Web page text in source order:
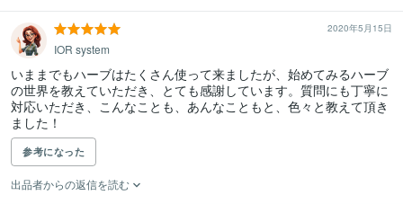
2020年5月15日
IOR system
いままでもハーブはたくさん使って来ましたが、始めてみるハーブ
の世界を教えていただき、とても感謝しています。質問にも丁寧に
対応いただき、こんなことも、あんなこともと、色々と教えて頂き
ました！
参考になった
出品者からの返信を読む